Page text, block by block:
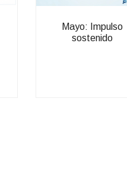
Mayo: Impulso
sostenido